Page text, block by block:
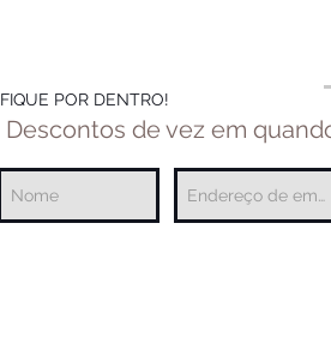
FIQUE POR DENTRO!
Descontos de vez em